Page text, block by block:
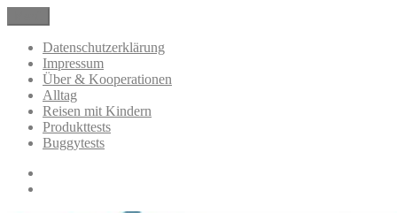
Inhalt
springen
BloggerMumOf3Boys Mamablog
Mamablog über das Leben mit drei Kindern mit Produkttests und
Alltagsthemen
Datenschutzerklärung
Impressum
Über & Kooperationen
Alltag
Reisen mit Kindern
Produkttests
Buggytests